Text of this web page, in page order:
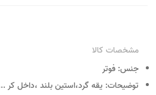
مشخصات کالا
جنس: فوتر
توضیحات: یقه گرد،استین بلند ،داخل کر